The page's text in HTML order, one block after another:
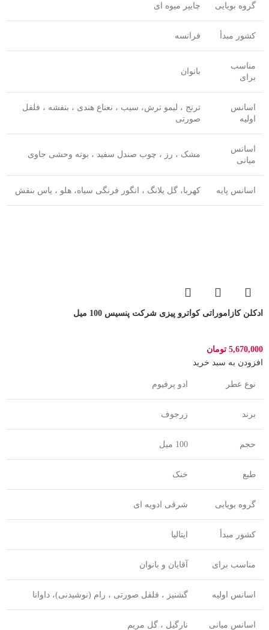
گروه بویایی چایپر میوه ای
کشور مبدأ فرانسه
مناسب
برای
بانوان
اسانس
اولیه
ترنج ، لیمو ترش، سیب ، نعناع هندی ، بنفشه ، فلفل
صورتی
اسانس
میانی
مشک ، رز ، چوب صندل سفید ، بوته وحشی جاوی
اسانس پایه کهربا، گل یلانگ ، انگور فرنگی سیاه، هلو ، یاس بنفش
ادکلن کازاموراتی کواترو پیزی شرکت پنسیس 100 میل
5,670,000 تومان
افزودن به سبد خرید
نوع عطر ادو پرفیوم
برند زرجوف
حجم 100 میل
طبع خنک
گروه بویایی شرقی ادویه ای
کشور مبدأ ایتالیا
مناسب برای آقایان و بانوان
اسانس اولیه گشنیز ، فلفل صورتی ، رام (نوشیدنی)، داوانا
اسانس میانی نارگیل ، گل مریم